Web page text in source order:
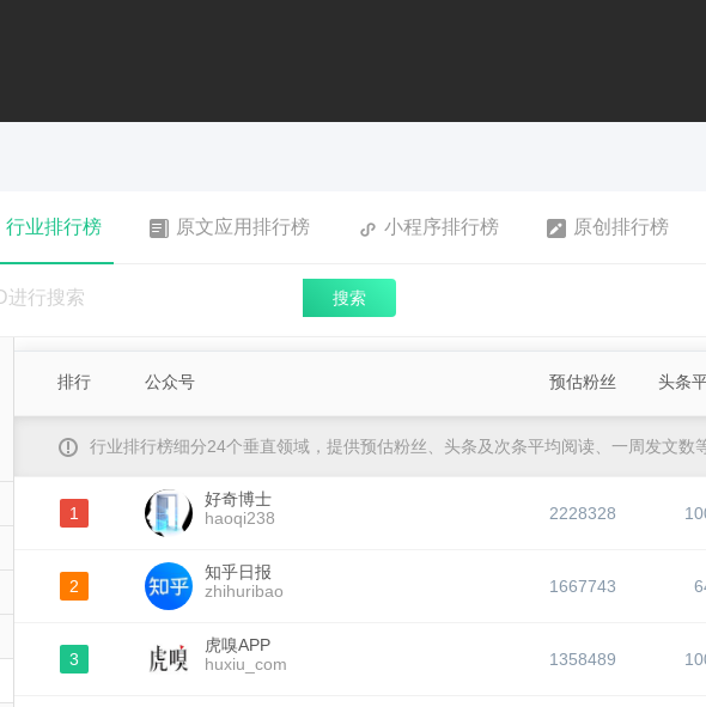
行业排行榜 原文应用排行榜 小程序排行榜 原创排行榜
搜索
排行 公众号 预估粉丝 头条
行业排行榜细分24个垂直领域，提供预估粉丝、头条及次条平均阅读、一周发文数
1
好奇博士
haoqi238
2228328
2
知乎日报
zhihuribao
1667743
3
虎嗅APP
huxiu_com
1358489